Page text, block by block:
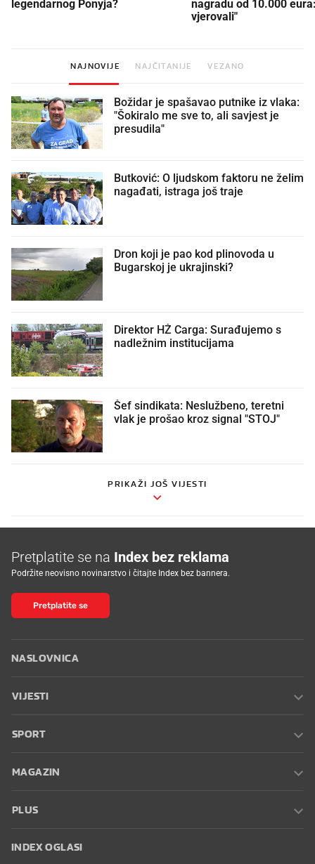
legendarnog Ponyja?
nagradu od 10.000
vjerovali"
NAJNOVIJE NAJČITANIJE VEZANO
Božidar je spašavao putnike iz vlaka:
"Šokiralo me sve to, ali savjest je
presudila"
Butković: O ljudskom faktoru ne želim
nagađati, istraga još traje
Dron koji je pao kod plinovoda u
Bugarskoj je ukrajinski?
Direktor HŽ Carga: Surađujemo s
nadležnim institucijama
Šef sindikata: Neslužbeno, teretni
vlak je prošao kroz signal "STOJ"
PRIKAŽI JOŠ VIJESTI
Pretplatite se na Index bez reklama
Podržite neovisno novinarstvo i čitajte Index bez bannera.
Pretplatite se
NASLOVNICA
VIJESTI
SPORT
MAGAZIN
PLUS
INDEX OGLASI